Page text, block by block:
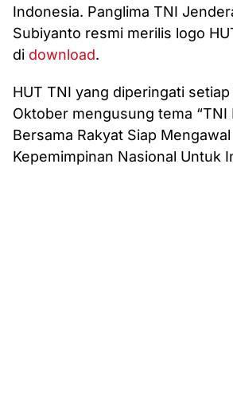
Indonesia. Panglima TNI
Subiyanto resmi merilis logo
di download.
HUT TNI yang diperingati
Oktober mengusung tema “TNI
Bersama Rakyat Siap
Kepemimpinan Nasional Untuk